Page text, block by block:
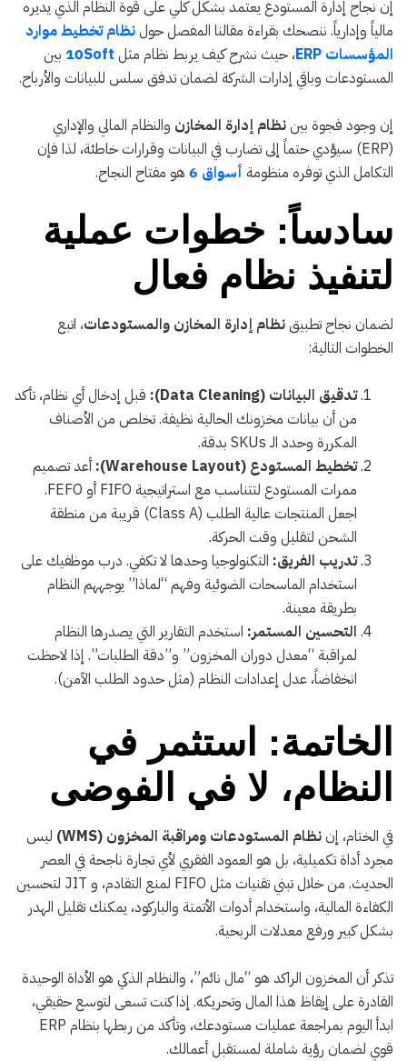
إن نجاح إدارة المستودع يعتمد بشكل كلي على قوة النظام الذي يديره
مالياً وإدارياً. ننصحك بقراءة مقالنا المفصل حولنظام تخطيط موارد
المؤسسات ERP
، حيث نشرح كيف يربط نظام مثل 10Soft بين
المستودعات وباقي إدارات الشركة لضمان تدفق سلس للبيانات والأرباح.
إن وجود فجوة بيننظام إدارة المخازن والنظام المالي والإداري
(ERP) سيؤدي حتماً إلى تضارب في البيانات وقرارات خاطئة، لذا فإن
التكامل الذي توفره منظومة أسواق 6 هو مفتاح النجاح.
سادساً: خطوات عملية
لتنفيذ نظام فعال
لضمان نجاح تطبيقنظام إدارة المخازن والمستودعات، اتبع
الخطوات التالية:
تدقيق البيانات (Data Cleaning):
قبل إدخال أي نظام، تأكد
من أن بيانات مخزونك الحالية نظيفة. تخلص من الأصناف
المكررة وحدد الـ SKUs بدقة.
تخطيط المستودع (Warehouse Layout):
أعد تصميم
ممرات المستودع لتتناسب مع استراتيجية FIFO أو FEFO.
اجعل المنتجات عالية الطلب (Class A) قريبة من منطقة
الشحن لتقليل وقت الحركة.
تدريب الفريق: التكنولوجيا وحدها لا تكفي. درب موظفيك على
استخدام الماسحات الضوئية وفهم “لماذا” يوجههم النظام
بطريقة معينة.
التحسين المستمر: استخدم التقارير التي يصدرها النظام
لمراقبة “معدل دوران المخزون” و”دقة الطلبات”. إذا لاحظت
انخفاضاً، عدل إعدادات النظام (مثل حدود الطلب الآمن).
الخاتمة: استثمر في
النظام، لا في الفوضى
في الختام، إننظام المستودعات ومراقبة المخزون (WMS)
ليس
مجرد أداة تكميلية، بل هو العمود الفقري لأي تجارة ناجحة في العصر
الحديث. من خلال تبني تقنيات مثل FIFO لمنع التقادم، و JIT لتحسين
الكفاءة المالية، واستخدام أدوات الأتمتة والباركود، يمكنك تقليل الهدر
بشكل كبير ورفع معدلات الربحية.
تذكر أن المخزون الراكد هو “مال نائم”، والنظام الذكي هو الأداة الوحيدة
القادرة على إيقاظ هذا المال وتحريكه. إذا كنت تسعى لتوسع حقيقي،
ابدأ اليوم بمراجعة عمليات مستودعك، وتأكد من ربطها بنظام ERP
قوي لضمان رؤية شاملة لمستقبل أعمالك.